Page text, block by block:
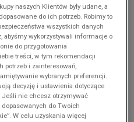
kolekcji, ubiegłych
producenta
naszych Klientów były udane, a
do ich potrzeb. Robimy to
wszystkich danych
abyśmy wykorzystywali informacje o
do przygotowania
treści, w tym rekomendacji
potrzeb i zainteresowań,
wybranych preferencji.
decyzję i ustawienia dotyczące
Jeśli nie chcesz otrzymywać
do Twoich
W celu uzyskania więcej